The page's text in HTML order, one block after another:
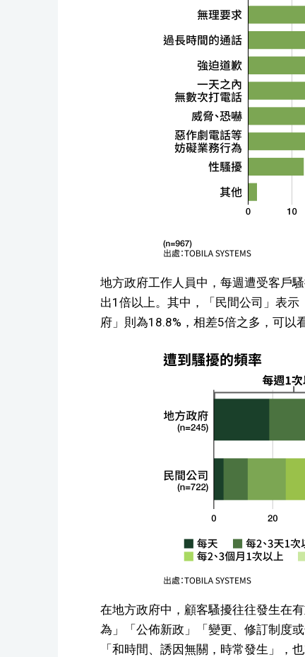
地方政府工作人員中，每週遭受客戶
出1倍以上。其中，「民間公司」表
府」則為18.8%，相差5倍之多，可以
在地方政府中，顧客騷擾往往發生在
為」「公佈新政」「變更、修訂制度
「和時間、誘因無關，時常發生」，